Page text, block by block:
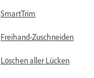
SmartTrim
Freihand-Zuschneiden
Löschen aller Lücken